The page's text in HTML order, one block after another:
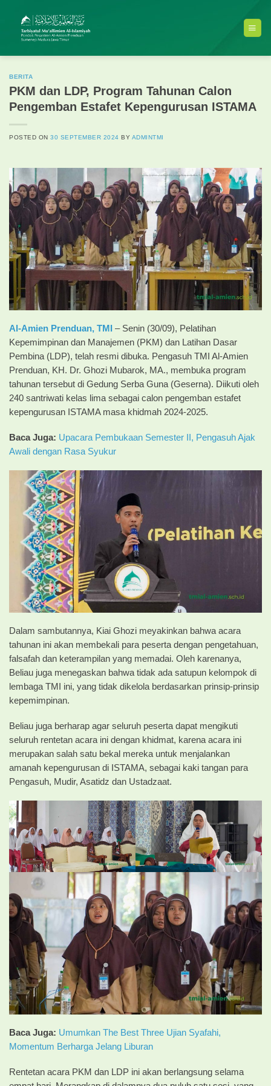
content
BERITA
PKM dan LDP, Program Tahunan Calon
Pengemban Estafet Kepengurusan ISTAMA
POSTED ON30 SEPTEMBER 2024 BY ADMINTMI
Al-Amien Prenduan, TMI
– Senin (30/09), Pelatihan
Kepemimpinan dan Manajemen (PKM) dan Latihan Dasar
Pembina (LDP), telah resmi dibuka. Pengasuh TMI Al-Amien
Prenduan, KH. Dr. Ghozi Mubarok, MA., membuka program
tahunan tersebut di Gedung Serba Guna (Geserna). Diikuti oleh
240 santriwati kelas lima sebagai calon pengemban estafet
kepengurusan ISTAMA masa khidmah 2024-2025.
Baca Juga: Upacara Pembukaan Semester II, Pengasuh Ajak
Awali dengan Rasa Syukur
Dalam sambutannya, Kiai Ghozi meyakinkan bahwa acara
tahunan ini akan membekali para peserta dengan pengetahuan,
falsafah dan keterampilan yang memadai. Oleh karenanya,
Beliau juga menegaskan bahwa tidak ada satupun kelompok di
lembaga TMI ini, yang tidak dikelola berdasarkan prinsip-prinsip
kepemimpinan.
Beliau juga berharap agar seluruh peserta dapat mengikuti
seluruh rentetan acara ini dengan khidmat, karena acara ini
merupakan salah satu bekal mereka untuk menjalankan
amanah kepengurusan di ISTAMA, sebagai kaki tangan para
Pengasuh, Mudir, Asatidz dan Ustadzaat.
Baca Juga: Umumkan The Best Three Ujian Syafahi,
Momentum Berharga Jelang Liburan
Rentetan acara PKM dan LDP ini akan berlangsung selama